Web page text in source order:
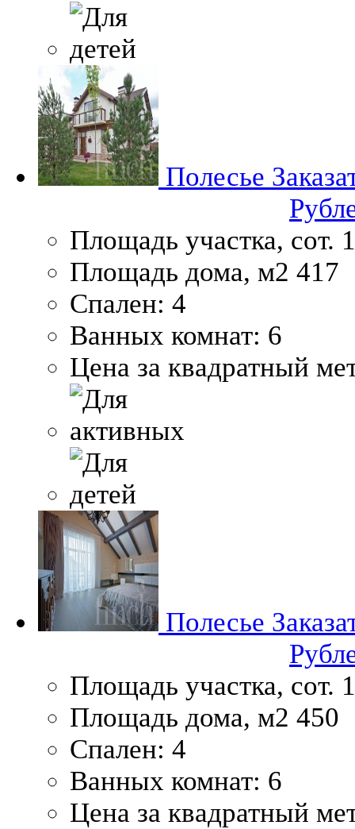
Полесье
Площадь участка, сот.
Площадь дома, м2 417
Спален: 4
Ванных комнат: 6
Цена за квадратный
Полесье
Площадь участка, сот.
Площадь дома, м2 450
Спален: 4
Ванных комнат: 6
Цена за квадратный